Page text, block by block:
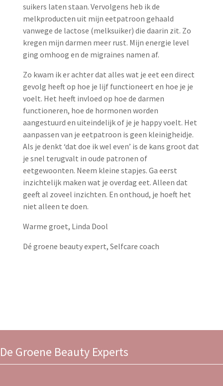
suikers laten staan. Vervolgens heb ik de
melkproducten uit mijn eetpatroon gehaald
vanwege de lactose (melksuiker) die daarin zit. Zo
kregen mijn darmen meer rust. Mijn energie level
ging omhoog en de migraines namen af.
Zo kwam ik er achter dat alles wat je eet een direct
gevolg heeft op hoe je lijf functioneert en hoe je je
voelt. Het heeft invloed op hoe de darmen
functioneren, hoe de hormonen worden
aangestuurd en uiteindelijk of je je happy voelt. Het
aanpassen van je eetpatroon is geen kleinigheidje.
Als je denkt ‘dat doe ik wel even’ is de kans groot dat
je snel terugvalt in oude patronen of
eetgewoonten. Neem kleine stapjes. Ga eerst
inzichtelijk maken wat je overdag eet. Alleen dat
geeft al zoveel inzichten. En onthoud, je hoeft het
niet alleen te doen.
Warme groet, Linda Dool
Dé groene beauty expert​​​​​​, ​​​Selfcare coach
De Groene Beauty Experts